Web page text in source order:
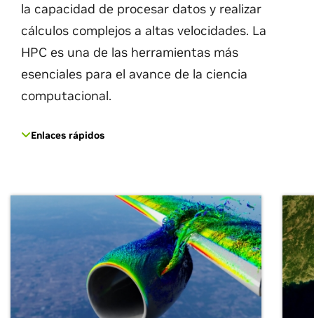
la capacidad de procesar datos y realizar
cálculos complejos a altas velocidades. La
HPC es una de las herramientas más
esenciales para el avance de la ciencia
computacional.
Enlaces rápidos